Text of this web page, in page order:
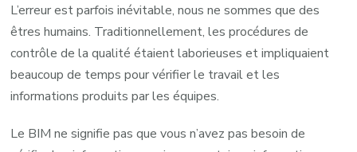
L’erreur est parfois inévitable, nous ne sommes que des
êtres humains. Traditionnellement, les procédures de
contrôle de la qualité étaient laborieuses et impliquaient
beaucoup de temps pour vérifier le travail et les
informations produits par les équipes.
Le BIM ne signifie pas que vous n’avez pas besoin de